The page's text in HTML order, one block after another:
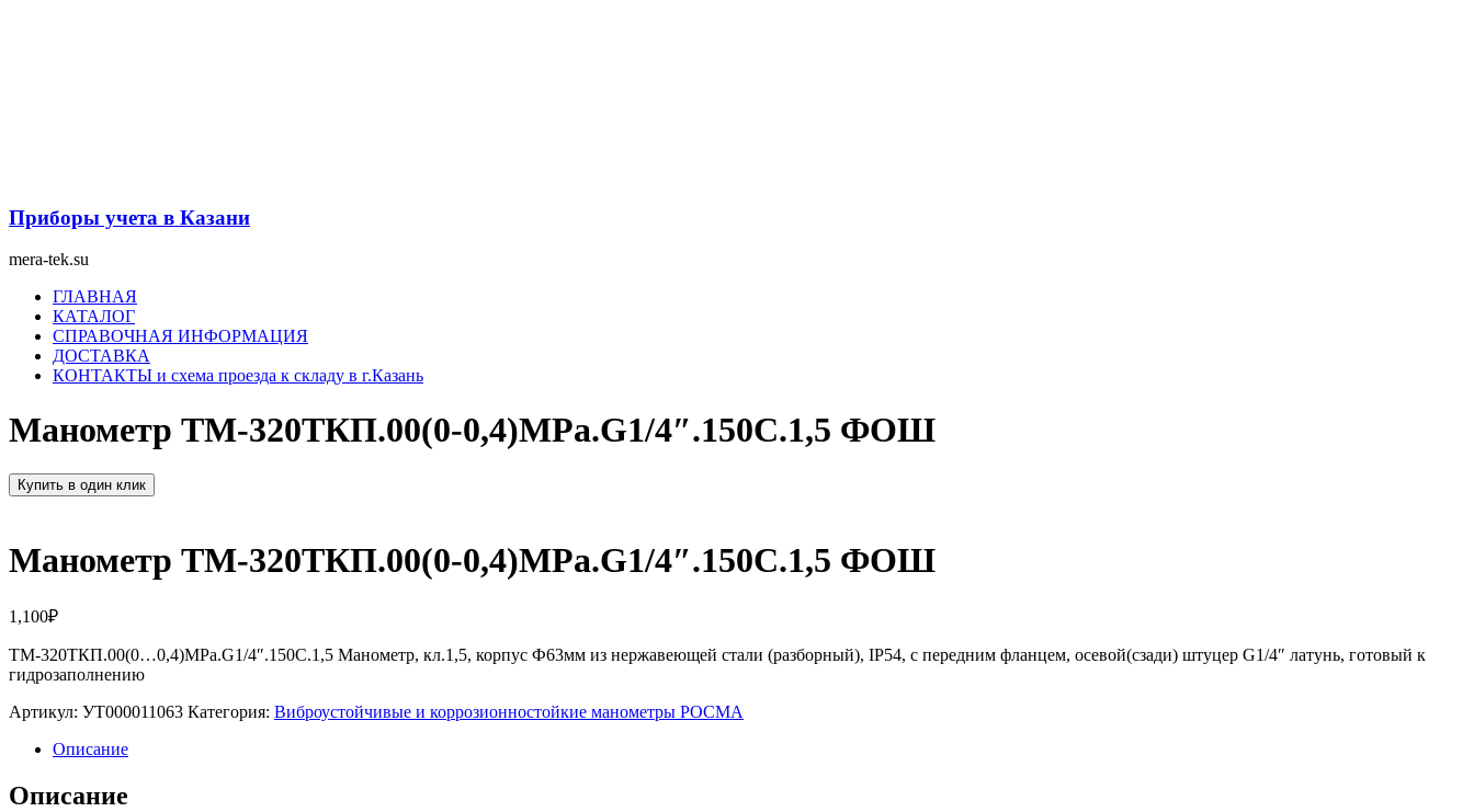
Приборы учета в Казани
mera-tek.su
МенюГЛАВНАЯ
КАТАЛОГ
СПРАВОЧНАЯ ИНФОРМАЦИЯ
ДОСТАВКА
КОНТАКТЫ и схема проезда к складу в г.Казань
Манометр ТМ-320ТКП.00(0-0,4)MPa.G1/4″.150С.1,5 ФОШ
Купить в один клик
Манометр ТМ-320ТКП.00(0-0,4)MPa.G1/4″.150С.1,5 ФОШ
1,100₽
ТМ-320ТКП.00(0…0,4)MPa.G1/4″.150С.1,5 Манометр, кл.1,5, корпус Ф63мм из нержавеющей стали (разборный), IP54, с передним фланцем, осевой(сзади) штуцер G1/4″ латунь, готовый к
гидрозаполнению
Артикул: УТ000011063 Категория: Виброустойчивые и коррозионностойкие манометры РОСМА
Описание
Описание